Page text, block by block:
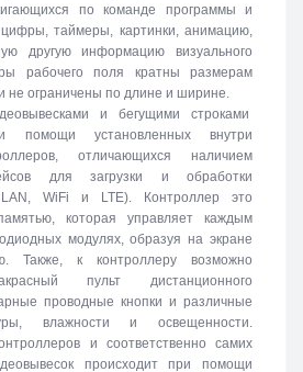
по команде программы и
таймеры, картинки, анимацию,
другую информацию визуального
рабочего поля кратны размерам
не ограничены по длине и ширине.
и бегущими строками
помощи установленных внутри
отличающихся наличием
для загрузки и обработки
WiFi и LTE). Контроллер это
которая управляет каждым
модулях, образуя на экране
Также, к контроллеру возможно
пульт дистанционного
проводные кнопки и различные
влажности и освещенности.
и соответственно самих
происходит при помощи